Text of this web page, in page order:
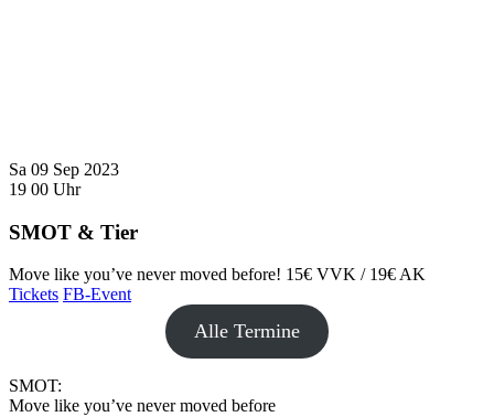
Sa 09 Sep 2023
19 00 Uhr
SMOT & Tier
Move like you’ve never moved before! 15€ VVK / 19€ AK
Tickets FB-Event
Alle Termine
SMOT:
Move like you’ve never moved before